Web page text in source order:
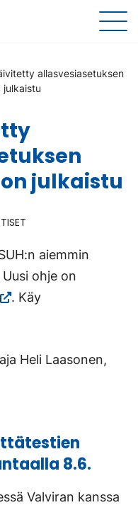
allasvesiasetuksen
julkaistu
julkaistu
aiemmin
ohje on
(Vieraile
. Käy
Heli Laasonen,
8.6.
Valviran kanssa